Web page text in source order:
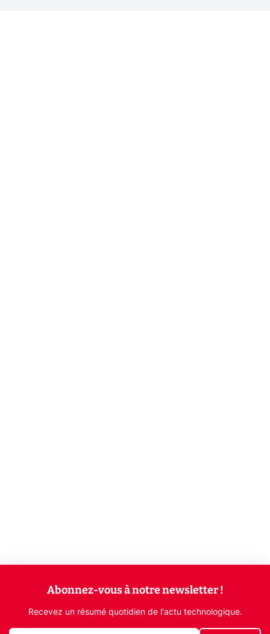
Abonnez-vous à notre newsletter !
Recevez un résumé quotidien de l'actu technologique.